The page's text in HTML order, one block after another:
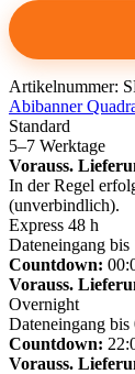
Artikelnummer:
Abibanner
Standard
5–7 Werktage
Vorauss.
In der Regel
(unverbindlich).
Express 48 h
Dateneingang
Countdown:
Vorauss.
Overnight
Dateneingang
Countdown:
Vorauss.